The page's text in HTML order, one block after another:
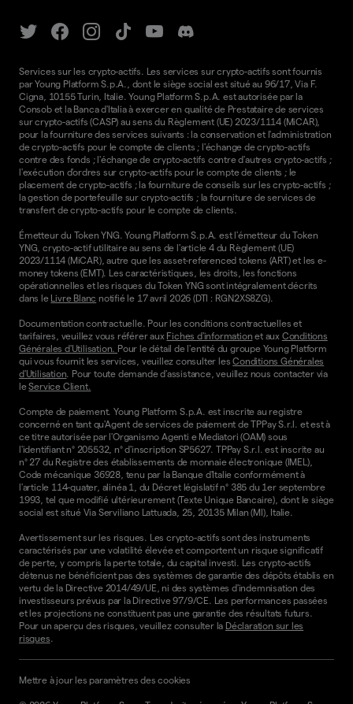
Services sur les crypto-actifs. Les services sur crypto-actifs sont fournis
par Young Platform S.p.A., dont le siège social est situé au 96/17, Via F.
Cigna, 10155 Turin, Italie. Young Platform S.p.A. est autorisée par la
Consob et la Banca d'Italia à exercer en qualité de Prestataire de services
sur crypto-actifs (CASP) au sens du Règlement (UE) 2023/1114 (MiCAR),
pour la fourniture des services suivants : la conservation et l'administration
de crypto-actifs pour le compte de clients ; l'échange de crypto-actifs
contre des fonds ; l'échange de crypto-actifs contre d'autres crypto-actifs ;
l'exécution d'ordres sur crypto-actifs pour le compte de clients ; le
placement de crypto-actifs ; la fourniture de conseils sur les crypto-actifs ;
la gestion de portefeuille sur crypto-actifs ; la fourniture de services de
transfert de crypto-actifs pour le compte de clients.
Émetteur du Token YNG. Young Platform S.p.A. est l'émetteur du Token
YNG, crypto-actif utilitaire au sens de l'article 4 du Règlement (UE)
2023/1114 (MiCAR), autre que les asset-referenced tokens (ART) et les e-
money tokens (EMT). Les caractéristiques, les droits, les fonctions
opérationnelles et les risques du Token YNG sont intégralement décrits
dans le Livre Blanc notifié le 17 avril 2026 (DTI : RGN2XS8ZG).
Documentation contractuelle. Pour les conditions contractuelles et
tarifaires, veuillez vous référer aux Fiches d'information et aux Conditions
Générales d'Utilisation. Pour le détail de l'entité du groupe Young Platform
qui vous fournit les services, veuillez consulter lesConditions Générales
d'Utilisation. Pour toute demande d'assistance, veuillez nous contacter via
leService Client.
Compte de paiement. Young Platform S.p.A. est inscrite au registre
concerné en tant qu'Agent de services de paiement de TPPay S.r.l. et est à
ce titre autorisée par l'Organismo Agenti e Mediatori (OAM) sous
l'identifiant n° 205532, n° d'inscription SP5627. TPPay S.r.l. est inscrite au
n° 27 du Registre des établissements de monnaie électronique (IMEL),
Code mécanique 36928, tenu par la Banque d'Italie conformément à
l'article 114-quater, alinéa 1, du Décret législatif n° 385 du 1er septembre
1993, tel que modifié ultérieurement (Texte Unique Bancaire), dont le siège
social est situé Via Serviliano Lattuada, 25, 20135 Milan (MI), Italie.
Avertissement sur les risques. Les crypto-actifs sont des instruments
caractérisés par une volatilité élevée et comportent un risque significatif
de perte, y compris la perte totale, du capital investi. Les crypto-actifs
détenus ne bénéficient pas des systèmes de garantie des dépôts établis en
vertu de la Directive 2014/49/UE, ni des systèmes d'indemnisation des
investisseurs prévus par la Directive 97/9/CE. Les performances passées
et les projections ne constituent pas une garantie des résultats futurs.
Pour un aperçu des risques, veuillez consulter la Déclaration sur les
risques.
Mettre à jour les paramètres des cookies